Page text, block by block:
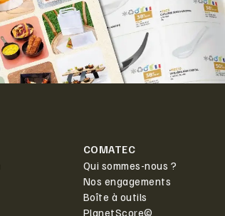
COMATEC
Qui sommes-nous ?
Nos engagements
Boîte à outils
PlanetScore©